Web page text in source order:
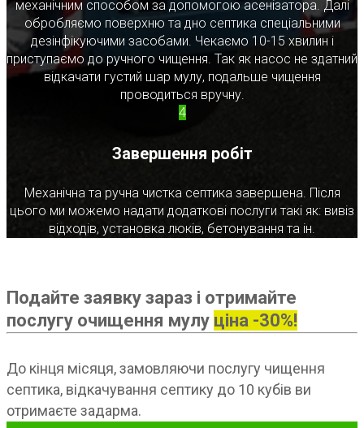
механічним способом за допомогою асенізатора. Далі
обробляємо поверхню та дно септика спеціальними
дезінфікуючими засобами. Чекаємо 10-15 хвилин і
приступаємо до ручного чищення. Так як насос не здатний
відкачати густий шар мулу, подальше чищення
проводиться вручну.
4
Завершення робіт
Механічна та ручна чистка септика завершена. Після
цього ми можемо надати додаткові послуги такі як: вивіз
відходів, установка люків, бетонування та ін.
Подайте заявку зараз і отримайте
послугу очищення мулу ціна -30%!
До кінця місяця, замовляючи послугу чищення
септика, відкачування септику до 10 кубів ви
отримаєте задарма.